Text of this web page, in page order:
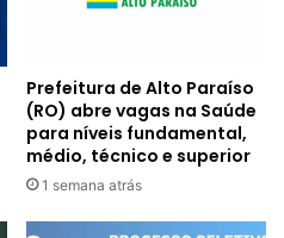
Prefeitura de Alto Paraíso
(RO) abre vagas na Saúde
para níveis fundamental,
médio, técnico e superior
1 semana atrás